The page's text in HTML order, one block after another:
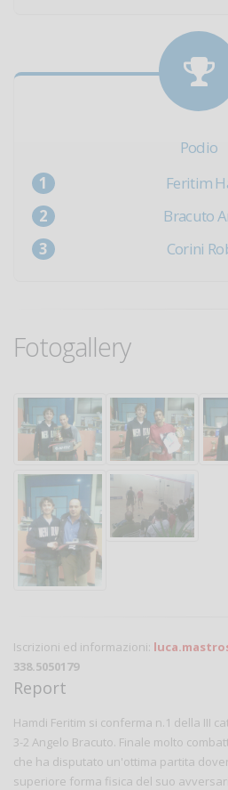
Podio
Feritim
Bracuto
Corini
Fotogallery
Iscrizioni ed informazioni:
338.5050179
Report
Hamdi Feritim si conferma n.1 della III
3-2 Angelo Bracuto. Finale molto
che ha disputato un'ottima partita
superiore forma fisica del suo